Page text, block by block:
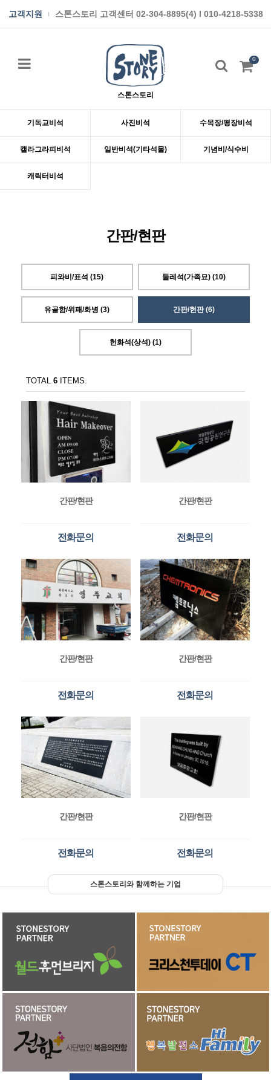
고객지원 스톤스토리 고객센터 02-304-8895(4) I 010-4218-5338
스톤스토리
0
기독교비석 사진비석 수목장/평장비석
캘라그라피비석 일반비석(기타석물) 기념비/식수비
캐릭터비석
간판/현판
피와비/표석 (15) 둘레석(가족묘) (10)
유골함/위패/화병 (3) 간판/현판 (6)
헌화석(상석) (1)
TOTAL 6ITEMS.
간판/현판
전화문의
간판/현판
전화문의
간판/현판
전화문의
간판/현판
전화문의
간판/현판
전화문의
간판/현판
전화문의
스톤스토리와 함께하는 기업